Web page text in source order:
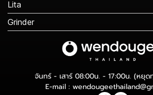
Lita
Grinder
จันทร์ - เสาร์ 08:00น. - 17:00น. (หยุ
E-mail :